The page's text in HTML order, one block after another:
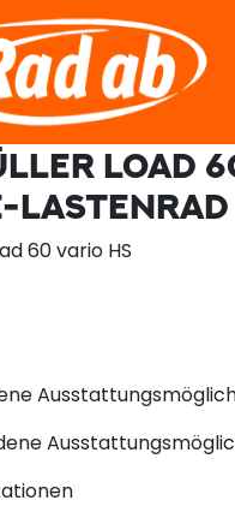
LOAD
LASTENRAD